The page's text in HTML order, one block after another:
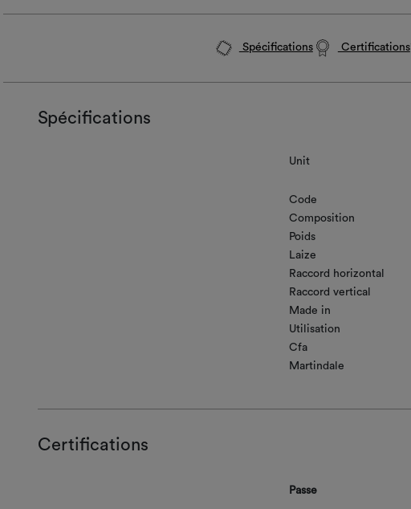
Spécifications Certifications
Spécifications
Unit
Code
Composition
Poids
Laize
Raccord horizontal
Raccord vertical
Made in
Utilisation
Cfa
Martindale
Certifications
Passe